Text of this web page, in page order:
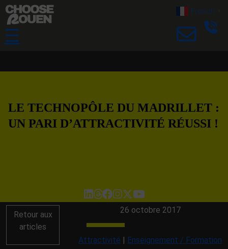
☰
French
LE TECHNOPÔLE DU MADRILLET :
UN PARI D’ATTRACTIVITÉ RÉUSSI !
Retour aux
articles
26 octobre 2017
Attractivité | Enseignement / Formation